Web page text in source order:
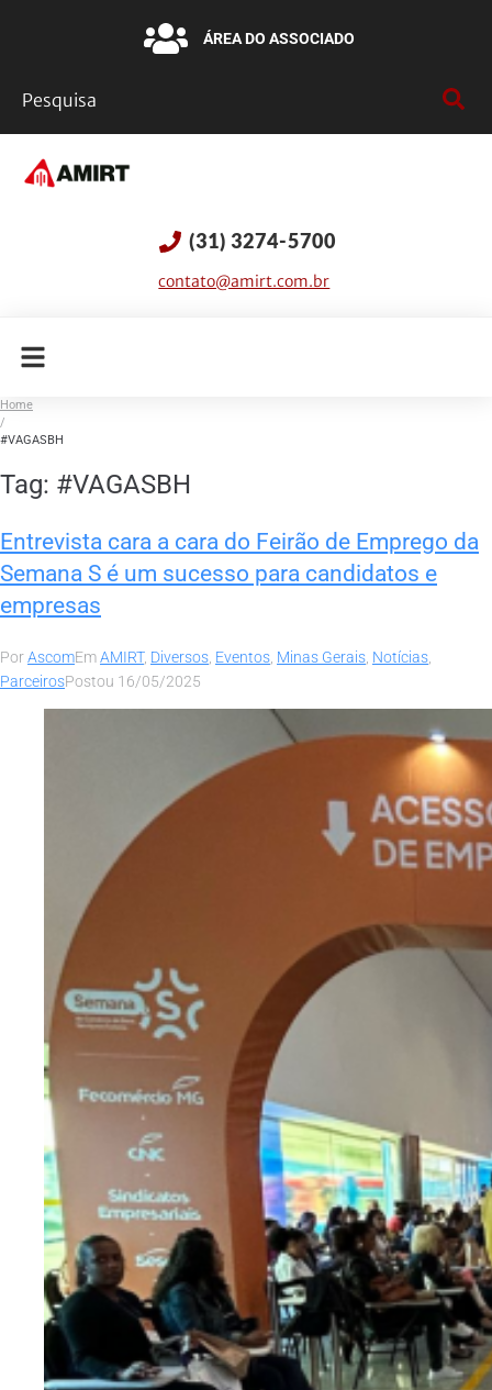
ÁREA DO ASSOCIADO
(31) 3274-5700
contato@amirt.com.br
Home
/
#VAGASBH
Tag: #VAGASBH
Entrevista cara a cara do Feirão de Emprego da
Semana S é um sucesso para candidatos e
empresas
PorAscomEmAMIRT, Diversos, Eventos, Minas Gerais, Notícias,
ParceirosPostou 16/05/2025